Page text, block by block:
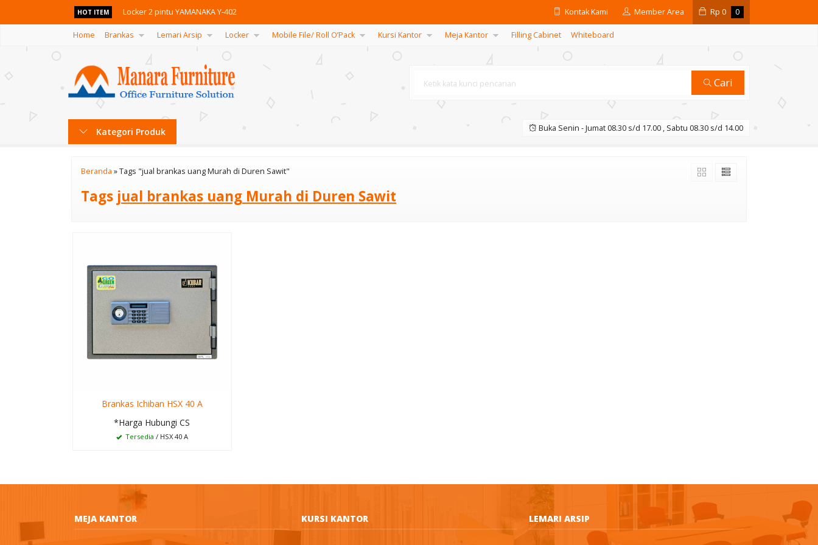
HOT ITEM Locker 2 pintu YAMANAKA Y-402
Kursi Kantor Dorothy DD 48 PP
Laci Dorong Indachi DR-MD 2
Kursi Kantor Ichiko CAVERI III VCR/W
Loker 5 Pintu Alba LC-505
Kontak Kami Member Area Rp 0 0
Home Brankas Lemari Arsip Locker Mobile File/ Roll O’Pack Kursi Kantor Meja Kantor Filling Cabinet Whiteboard
Cari
Kategori Produk Buka Senin - Jumat 08.30 s/d 17.00 , Sabtu 08.30 s/d 14.00
Beranda »Tags "jual brankas uang Murah di Duren Sawit"
Tags jual brankas uang Murah di Duren Sawit
Brankas Ichiban HSX 40 A
*Harga Hubungi CS
Tersedia / HSX 40 A
MEJA KANTOR KURSI KANTOR LEMARI ARSIP